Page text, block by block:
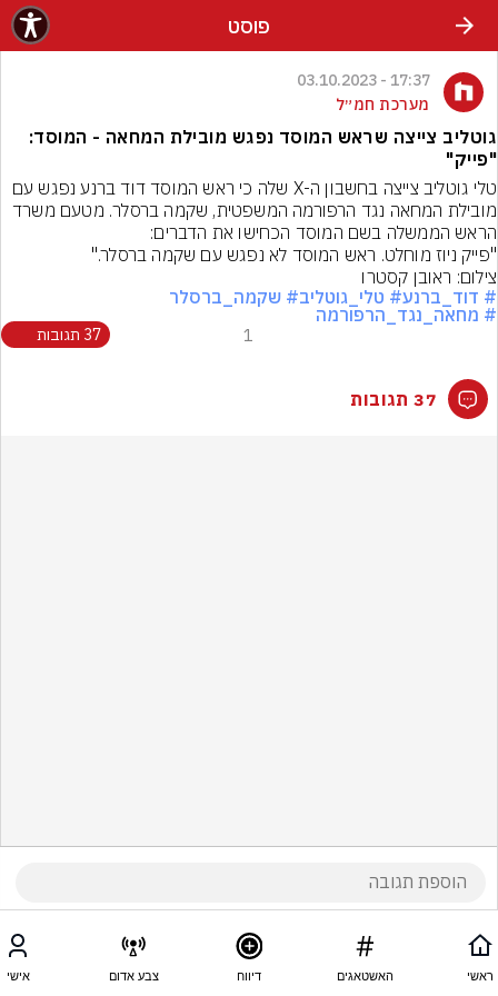
פוסט
17:37 - 03.10.2023
מערכת חמ״ל
גוטליב צייצה שראש המוסד נפגש מובילת המחאה - המוסד:
"פייק"
"פייק ניוז מוחלט. ראש המוסד לא נפגש עם שקמה ברסלר."
צילום: ראובן קסטרו
# דוד_ברנע# טלי_גוטליב# שקמה_ברסלר
# מחאה_נגד_הרפורמה
1 37 תגובות
37 תגובות
ראשי האשטאגים דיווח צבע אדום אישי